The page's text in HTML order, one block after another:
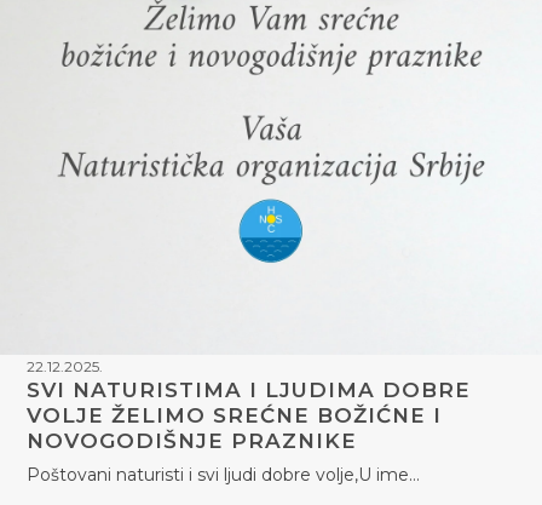
22.12.2025.
SVI NATURISTIMA I LJUDIMA DOBRE
VOLJE ŽELIMO SREĆNE BOŽIĆNE I
NOVOGODIŠNJE PRAZNIKE
Poštovani naturisti i svi ljudi dobre volje,U ime…